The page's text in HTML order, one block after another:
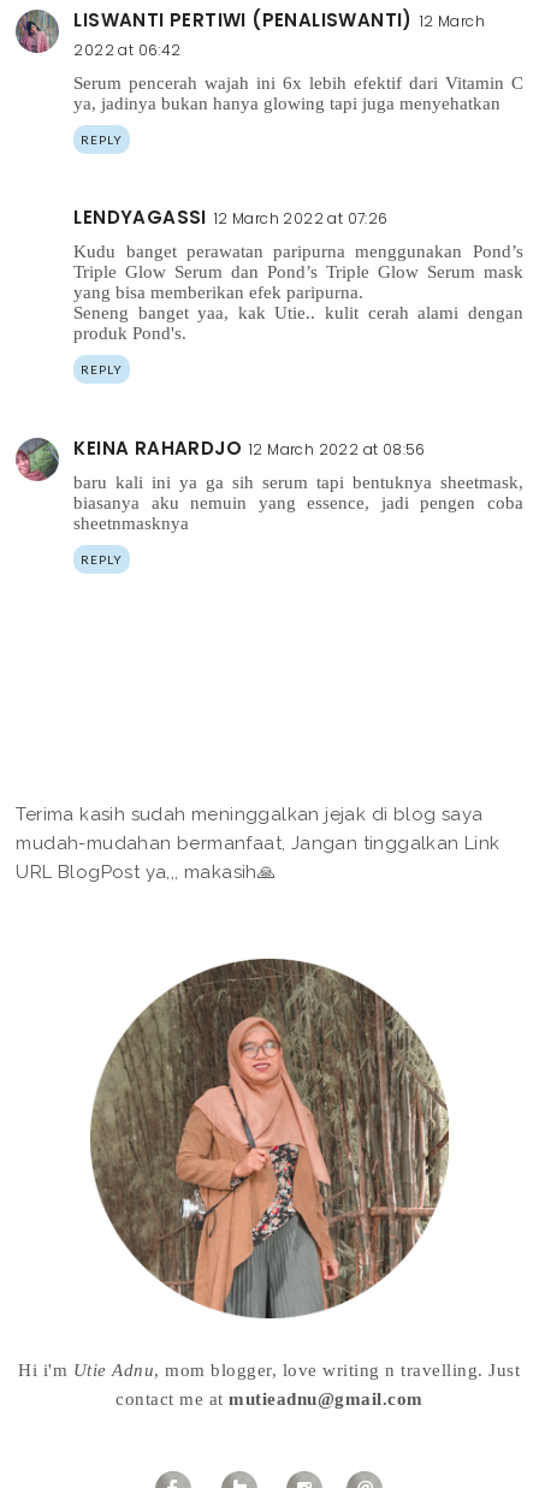
LISWANTI PERTIWI (PENALISWANTI) 12 March
2022 at 06:42
Serum pencerah wajah ini 6x lebih efektif dari Vitamin C
ya, jadinya bukan hanya glowing tapi juga menyehatkan
REPLY
LENDYAGASSI 12 March 2022 at 07:26
Kudu banget perawatan paripurna menggunakan Pond’s
Triple Glow Serum dan Pond’s Triple Glow Serum mask
yang bisa memberikan efek paripurna.
Seneng banget yaa, kak Utie.. kulit cerah alami dengan
produk Pond's.
REPLY
KEINA RAHARDJO 12 March 2022 at 08:56
baru kali ini ya ga sih serum tapi bentuknya sheetmask,
biasanya aku nemuin yang essence, jadi pengen coba
sheetnmasknya
REPLY
Terima kasih sudah meninggalkan jejak di blog saya
mudah-mudahan bermanfaat, Jangan tinggalkan Link
URL BlogPost ya,,, makasih🙏
Hi i'm Utie Adnu, mom blogger, love writing n travelling. Just
contact me atmutieadnu@gmail.com